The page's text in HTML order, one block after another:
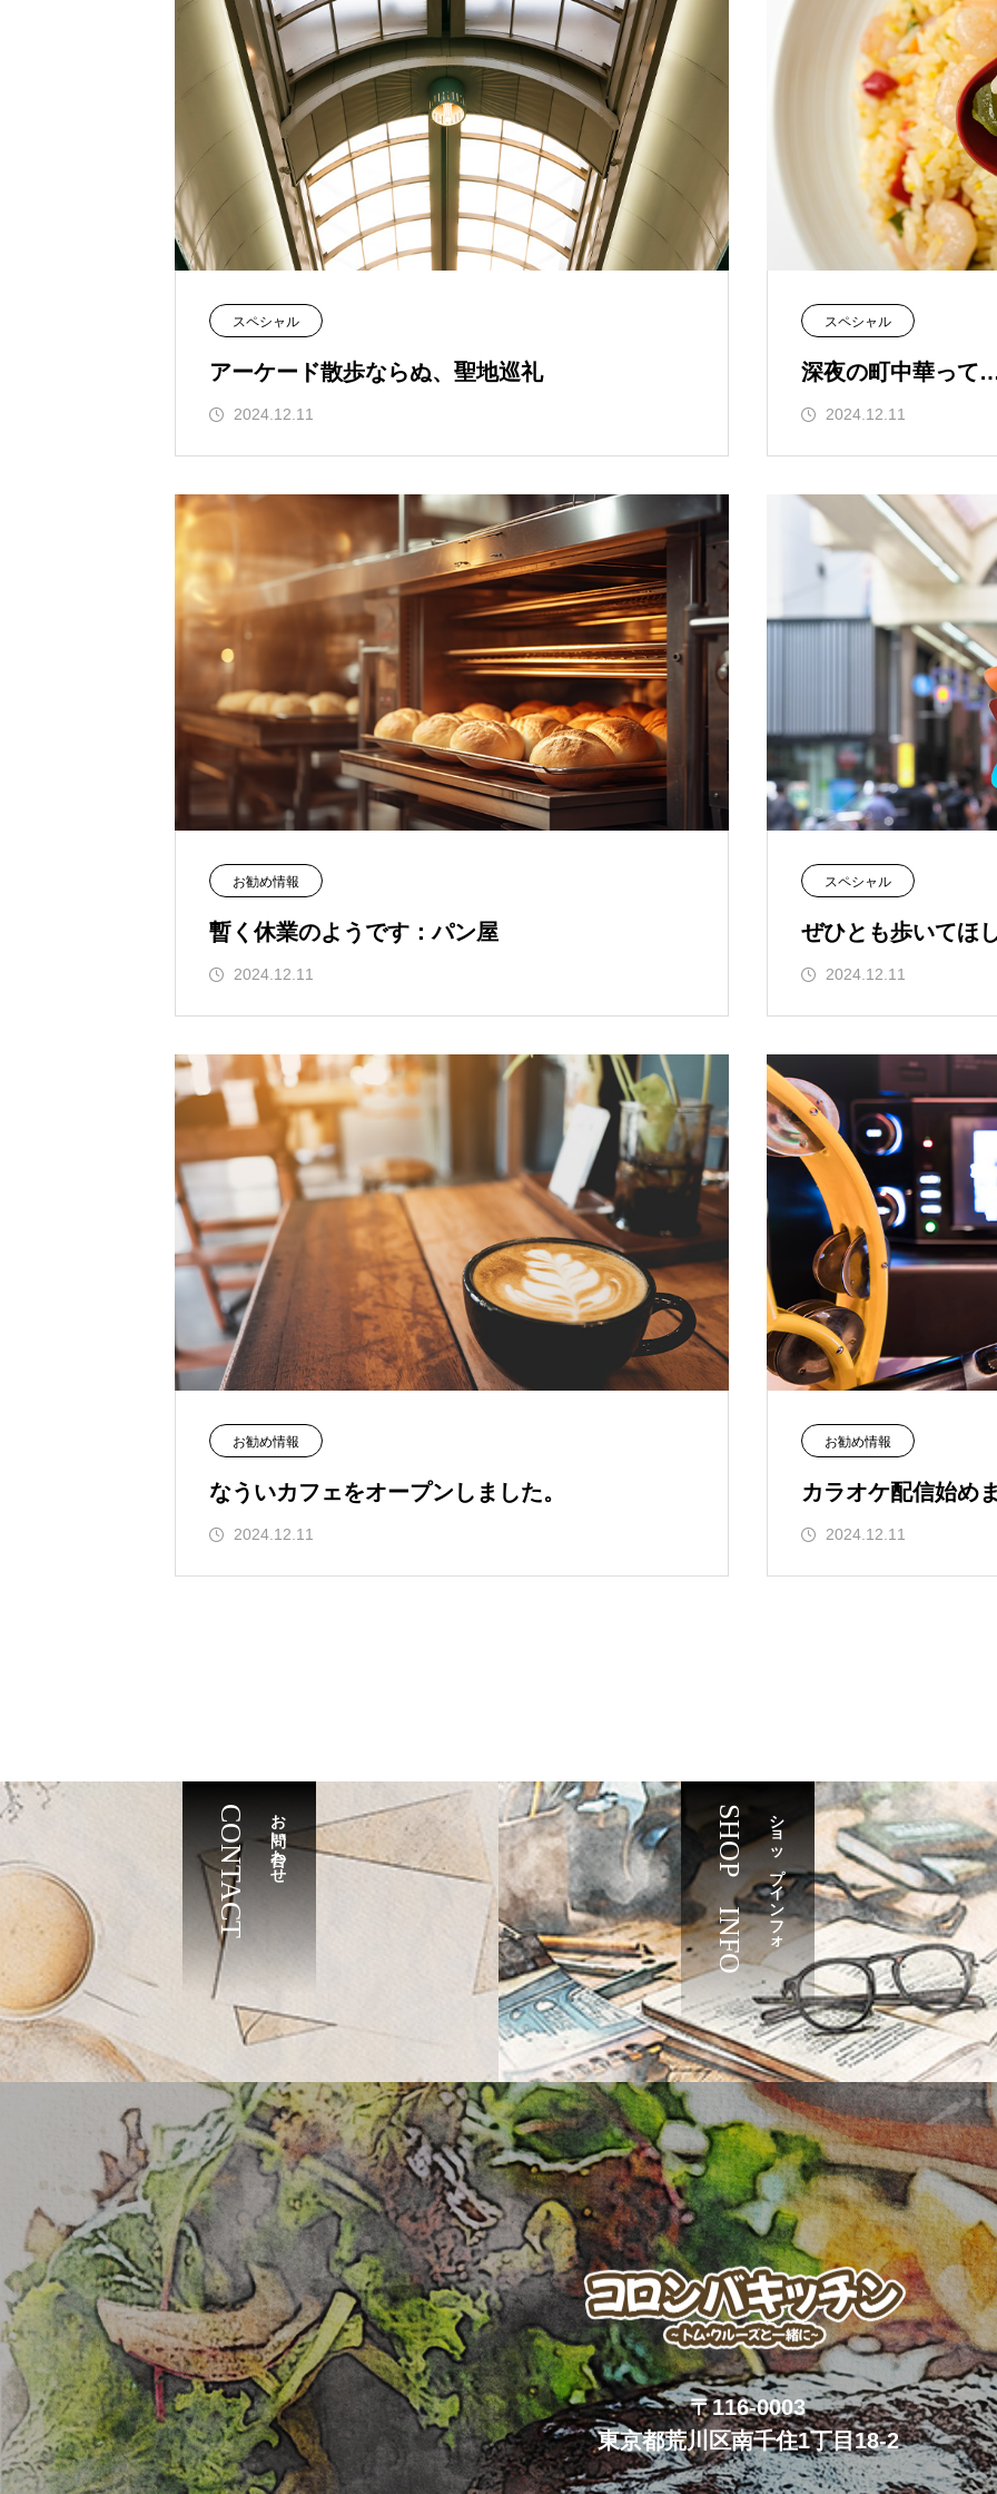
スペシャル
アーケード散歩ならぬ、聖地巡礼
2024.12.11
スペシャル
深夜の町中華って
2024.12.11
お勧め情報
暫く休業のようです：パン屋
2024.12.11
スペシャル
ぜひとも歩いてほ
2024.12.11
お勧め情報
なういカフェをオープンしました。
2024.12.11
お勧め情報
カラオケ配信始め
2024.12.11
お問い合わせ
CONTACT ショップインフォ
SHOP INFO
〒116-0003
東京都荒川区南千住1丁目18-2